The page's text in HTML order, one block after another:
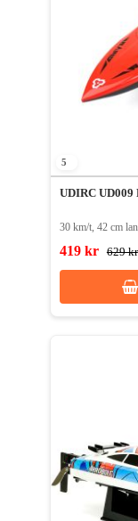
5
UDIRC UD009
30 km/t, 42 cm
419 kr 629 kr